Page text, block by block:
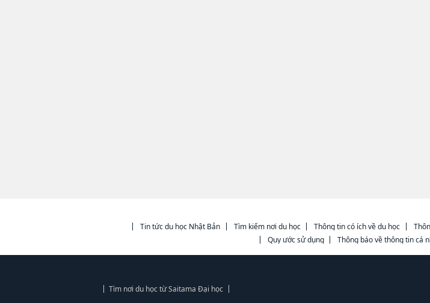
Tin tức du học Nhật Bản Tìm kiếm nơi du học Thông tin có ích về du học
Quy ước sử dụng
Thông báo về thông tin cá
Tìm nơi du học từ Saitama Đại học